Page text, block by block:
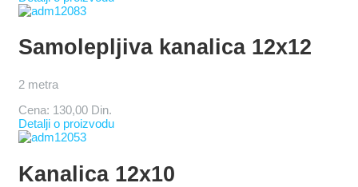
Samolepljiva kanalica 12x12
2 metra
Cena: 130,00 Din.
Detalji o proizvodu
Kanalica 12x10